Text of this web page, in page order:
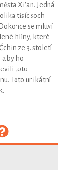
Xi'an. Jedná
tisíc soch
se mluví
hlíny, které
ze 3. století
aby ho
toto
Toto unikátní